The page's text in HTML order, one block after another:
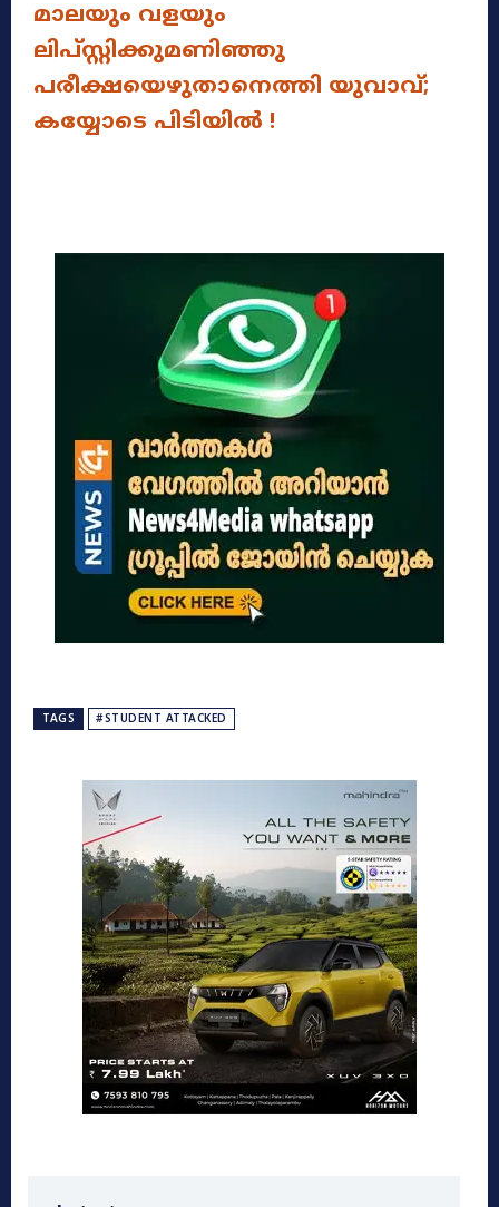
മാലയും വളയും
ലിപ്സ്റ്റിക്കുമണിഞ്ഞു
പരീക്ഷയെഴുതാനെത്തി യുവാവ്;
കയ്യോടെ പിടിയിൽ !
TAGS #STUDENT ATTACKED